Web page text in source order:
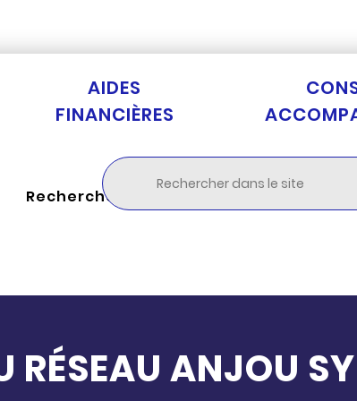
AIDES
FINANCIÈRES
Rechercher
RÉSEAU ANJOU